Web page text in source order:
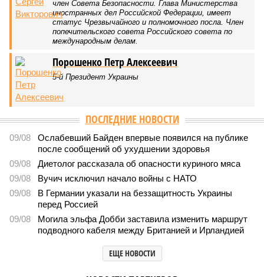
По итогам минувшей недели очки набирают мэр Москвы
Сергей Собянин и патриарх Кирилл
По итогам минувшей недели очки набирают мэр Москвы Сергей Собянин
и патриарх Кирилл
В минус уходят губернатор Александр Моор и депутат Александр
Ильтяков. А на международном уровне миллионы лайков
собирают «славянские дивы», повышая симпатию к России.
Кирилл, Патриарх Московский и всея Руси. Атомная
бомба как милость Божия.
Кирилл, Патриарх Московский и всея Руси (фото: Сергей Бобылев/ТАСС)
Создание в СССР атомного оружия стало результатом